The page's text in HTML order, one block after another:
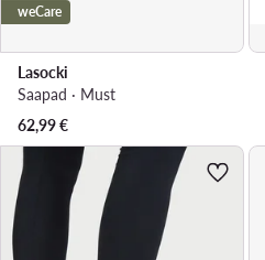
weCare
Lasocki
Saapad · Must
62,99€